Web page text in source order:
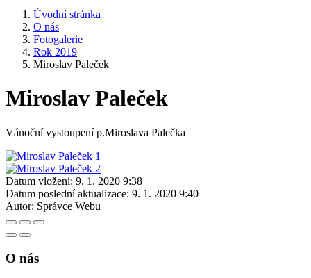
Úvodní stránka
O nás
Fotogalerie
Rok 2019
Miroslav Paleček
Miroslav Paleček
Vánoční vystoupení p.Miroslava Palečka
Datum vložení: 9. 1. 2020 9:38
Datum poslední aktualizace: 9. 1. 2020 9:40
Autor: Správce Webu
O nás